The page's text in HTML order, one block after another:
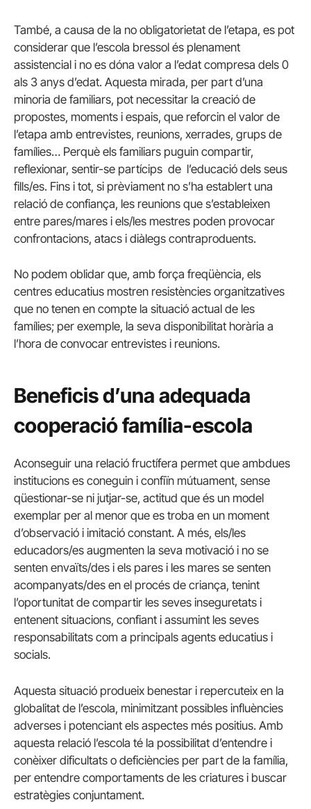
També, a causa de la no obligatorietat de l’etapa, es pot
considerar que l’escola bressol és plenament
assistencial i no es dóna valor a l’edat compresa dels 0
als 3 anys d’edat. Aquesta mirada, per part d’una
minoria de familiars, pot necessitar la creació de
propostes, moments i espais, que reforcin el valor de
l’etapa amb entrevistes, reunions, xerrades, grups de
famílies… Perquè els familiars puguin compartir,
reflexionar, sentir-se partícips de l’educació dels seus
fills/es. Fins i tot, si prèviament no s’ha establert una
relació de confiança, les reunions que s’estableixen
entre pares/mares i els/les mestres poden provocar
confrontacions, atacs i diàlegs contraproduents.
No podem oblidar que, amb força freqüència, els
centres educatius mostren resistències organitzatives
que no tenen en compte la situació actual de les
famílies; per exemple, la seva disponibilitat horària a
l’hora de convocar entrevistes i reunions.
Beneficis d’una adequada
cooperació família-escola
Aconseguir una relació fructífera permet que ambdues
institucions es coneguin i confiïn mútuament, sense
qüestionar-se ni jutjar-se, actitud que és un model
exemplar per al menor que es troba en un moment
d’observació i imitació constant. A més, els/les
educadors/es augmenten la seva motivació i no se
senten envaïts/des i els pares i les mares se senten
acompanyats/des en el procés de criança, tenint
l’oportunitat de compartir les seves inseguretats i
entenent situacions, confiant i assumint les seves
responsabilitats com a principals agents educatius i
socials.
Aquesta situació produeix benestar i repercuteix en la
globalitat de l’escola, minimitzant possibles influències
adverses i potenciant els aspectes més positius. Amb
aquesta relació l’escola té la possibilitat d’entendre i
conèixer dificultats o deficiències per part de la família,
per entendre comportaments de les criatures i buscar
estratègies conjuntament.